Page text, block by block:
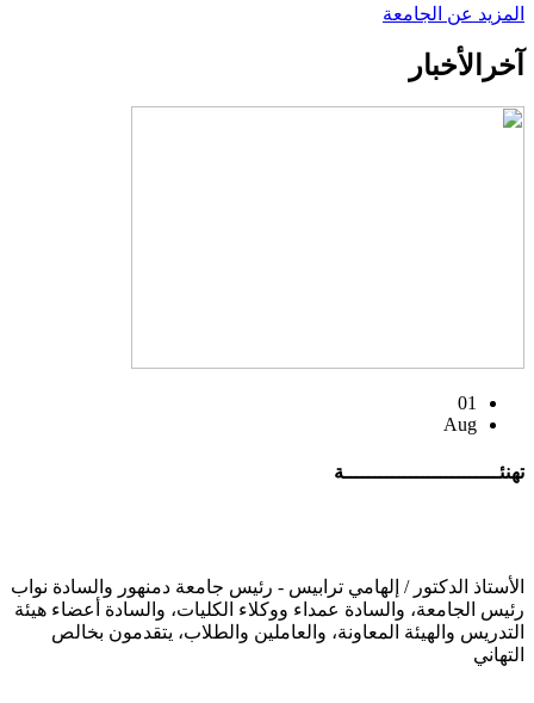
المزيد عن الجامعة
آخر الأخبار
01
Aug
تهنئــــــــــــــــــــــــــة
الأستاذ الدكتور / إلهامي ترابيس - رئيس جامعة دمنهور والسادة نواب
رئيس الجامعة، والسادة عمداء ووكلاء الكليات، والسادة أعضاء هيئة
التدريس والهيئة المعاونة، والعاملين والطلاب، يتقدمون بخالص
التهاني